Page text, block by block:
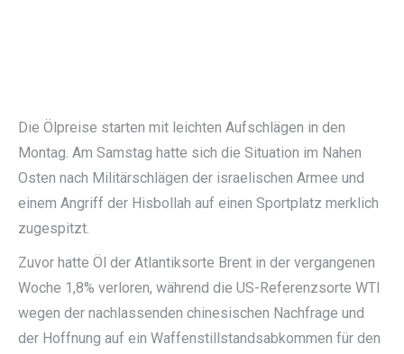
Die Ölpreise starten mit leichten Aufschlägen in den
Montag. Am Samstag hatte sich die Situation im Nahen
Osten nach Militärschlägen der israelischen Armee und
einem Angriff der Hisbollah auf einen Sportplatz merklich
zugespitzt.
Zuvor hatte Öl der Atlantiksorte Brent in der vergangenen
Woche 1,8% verloren, während die US-Referenzsorte WTI
wegen der nachlassenden chinesischen Nachfrage und
der Hoffnung auf ein Waffenstillstandsabkommen für den